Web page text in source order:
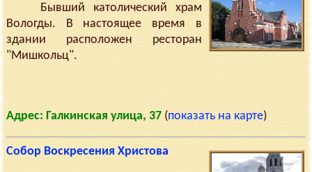
Бывший католический храм
Вологды. В настоящее время в
здании расположен ресторан
"Мишкольц".
Адрес: Галкинская улица, 37(показать на карте)
Собор Воскресения Христова